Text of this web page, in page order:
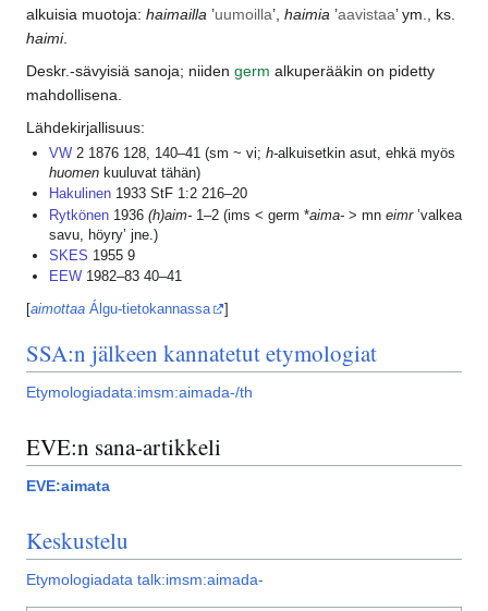
alkuisia muotoja: haimailla ’uumoilla’, haimia ’aavistaa’ ym., ks.
haimi.
Deskr.-sävyisiä sanoja; niiden germ alkuperääkin on pidetty
mahdollisena.
Lähdekirjallisuus:
VW2 1876 128, 140–41 (sm ~ vi; h-alkuisetkin asut, ehkä myös
huomenkuuluvat tähän)
Hakulinen1933 StF 1:2 216–20
Rytkönen1936 (h)aim-1–2 (ims < germ *aima-> mn eimr’valkea
savu, höyry’ jne.)
SKES 1955 9
EEW1982–83 40–41
[aimottaa Álgu-tietokannassa ]
SSA:n jälkeen kannatetut etymologiat
Etymologiadata:imsm:aimada-/th
EVE:n sana-artikkeli
EVE:aimata
Keskustelu
Etymologiadata talk:imsm:aimada-